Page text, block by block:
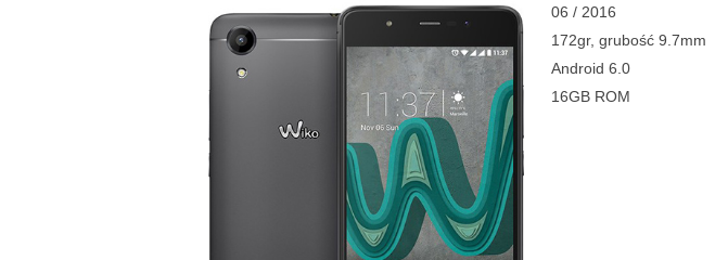
06 / 2016
172gr, grubość 9.7mm
Android 6.0
16GB ROM